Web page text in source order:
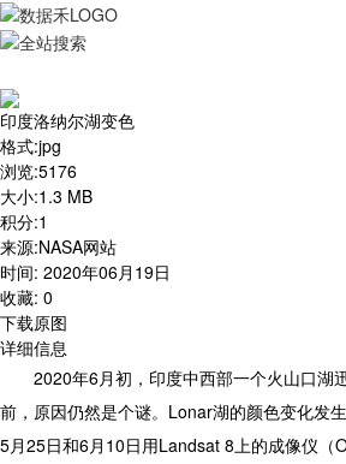
印度洛纳尔湖变色
格式:jpg
浏览:5176
大小:1.3 MB
积分:1
来源:NASA网站
时间: 2020年06月19日
收藏: 0
下载原图
详细信息
2020年6月初，印度中西部一个火山口湖
前，原因仍然是个谜。 Lonar湖的颜色变化发
5月25日和6月10日用Landsat 8上的成像仪（